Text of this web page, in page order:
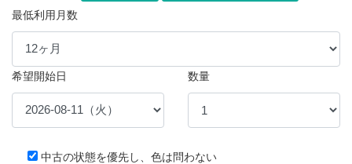
最低利用月数
希望開始日 数量
中古の状態を優先し、色は問わない